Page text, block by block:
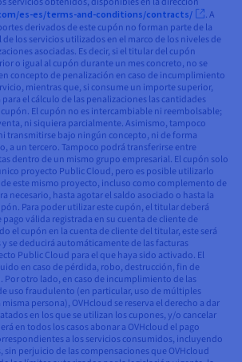
es-es/terms-and-conditions/contracts/
. A
derivados de este cupón no forman parte de la
los servicios utilizados en el marco de los niveles de
asociadas. Es decir, si el titular del cupón
o igual al cupón durante un mes concreto, no se
concepto de penalización en caso de incumplimiento
mientras que, si consume un importe superior,
el cálculo de las penalizaciones las cantidades
El cupón no es intercambiable ni reembolsable;
ni siquiera parcialmente. Asimismo, tampoco
transmitirse bajo ningún concepto, ni de forma
a un tercero. Tampoco podrá transferirse entre
dentro de un mismo grupo empresarial. El cupón solo
proyecto Public Cloud, pero es posible utilizarlo
este mismo proyecto, incluso como complemento de
necesario, hasta agotar el saldo asociado o hasta la
Para poder utilizar este cupón, el titular deberá
válida registrada en su cuenta de cliente de
el cupón en la cuenta de cliente del titular, este será
se deducirá automáticamente de las facturas
Public Cloud para el que haya sido activado. El
en caso de pérdida, robo, destrucción, fin de
otro lado, en caso de incumplimiento de las
uso fraudulento (en particular, uso de múltiples
persona), OVHcloud se reserva el derecho a dar
en los que se utilizan los cupones, y/o cancelar
en todos los casos abonar a OVHcloud el pago
a los servicios consumidos, incluyendo
sin perjuicio de las compensaciones que OVHcloud